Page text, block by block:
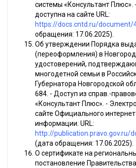
системы «Консультант Плюс».
доступна на сайте URL:
https://docs.cntd.ru/document/
обращения: 17.06.2025).
Об утверждении Порядка
(переоформления) в
удостоверений,
многодетной семьи в
Губернатора Новгородской
684. - Доступ из справ.-
«Консультант Плюс». -
сайте Официального
информации. URL:
http://publication.pravo.gov.ru/
(дата обращения: 17.06.2025).
О сертификате на
постановление